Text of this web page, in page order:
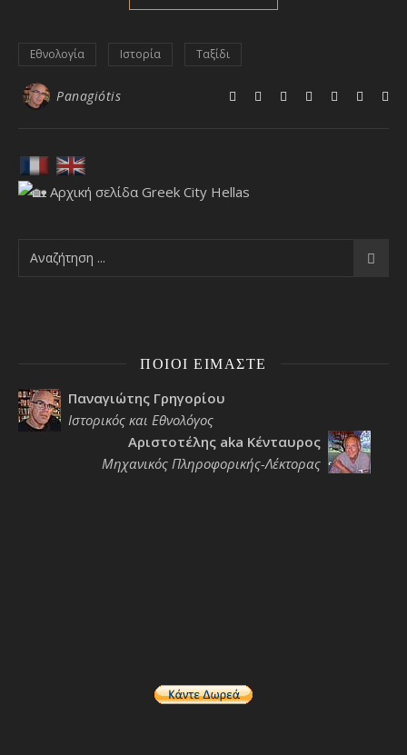
Εθνολογία Ιστορία Ταξίδι
Panagiótis
ΠΟΙΟΙ ΕΊΜΑΣΤΕ
Παναγιώτης Γρηγορίου
Ιστορικός και Εθνολόγος
Αριστοτέλης aka Κένταυρος
Μηχανικός Πληροφορικής-Λέκτορας